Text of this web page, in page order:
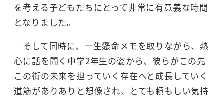
を考える子どもたちにとって非常に有意義な時間
となりました。
そして同時に、一生懸命メモを取りながら、熱
心に話を聞く中学2年生の姿から、彼らがこの先
この街の未来を担っていく存在へと成長していく
道筋がありありと想像され、とても頼もしい気持